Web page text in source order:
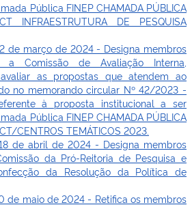
Pública FINEP CHAMADA PÚBLICA
INFRAESTRUTURA DE PESQUISA
de março de 2024 - Designa membros
a Comissão de Avaliação Interna,
as propostas que atendem ao
no memorando circular Nº 42/2023 -
à proposta institucional a ser
Pública FINEP CHAMADA PÚBLICA
CENTROS TEMÁTICOS 2023.
de abril de 2024 - Designa membros
da Pró-Reitoria de Pesquisa e
da Resolução da Política de
de maio de 2024 - Retifica os membros